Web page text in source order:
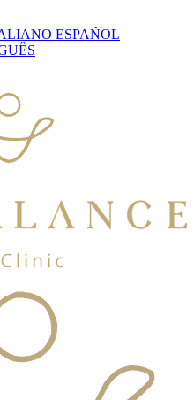
ESPAÑOL